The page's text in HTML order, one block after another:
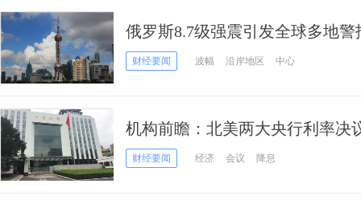
俄罗斯8.7级强震引发全球多地
达中国浙沪沿海海域
财经要闻 波幅 沿岸地区 中心
机构前瞻：北美两大央行利率决
战” ？加拿大7月不降息或成共识
财经要闻 经济 会议 降息